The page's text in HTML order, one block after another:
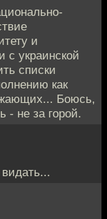
и
с украинской
списки
как
Боюсь,
- не за горой.